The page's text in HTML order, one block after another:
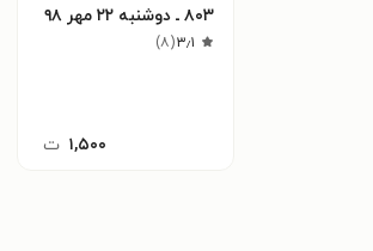
۸۰۳ ـ دوشنبه ۲۲ مهر ۹۸
۳٫۱(۸)
۱,۵۰۰ ت